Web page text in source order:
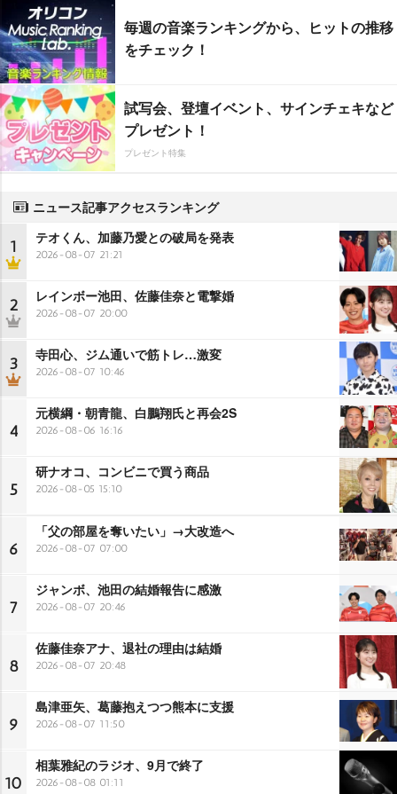
毎週の音楽ランキングから、ヒットの推移
をチェック！
試写会、登壇イベント、サインチェキなど
プレゼント！
プレゼント特集
ニュース記事アクセスランキング
1 テオくん、加藤乃愛との破局を発表
2026-08-07 21:21
2 レインボー池田、佐藤佳奈と電撃婚
2026-08-07 20:00
3 寺田心、ジム通いで筋トレ…激変
2026-08-07 10:46
4
元横綱・朝青龍、白鵬翔氏と再会2S
2026-08-06 16:16
5
研ナオコ、コンビニで買う商品
2026-08-05 15:10
6
「父の部屋を奪いたい」→大改造へ
2026-08-07 07:00
7
ジャンボ、池田の結婚報告に感激
2026-08-07 20:46
8
佐藤佳奈アナ、退社の理由は結婚
2026-08-07 20:48
9
島津亜矢、葛藤抱えつつ熊本に支援
2026-08-07 11:50
10
相葉雅紀のラジオ、9月で終了
2026-08-08 01:11